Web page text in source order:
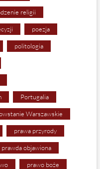
religii
poezja
politologia
Portugalia
Warszawskie
prawa przyrody
prawda objawiona
prawo boże